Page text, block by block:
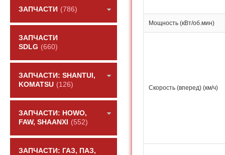
ЗАПЧАСТИ (786)
ЗАПЧАСТИ
SDLG (660)
ЗАПЧАСТИ: SHANTUI,
KOMATSU (126)
ЗАПЧАСТИ: HOWO,
FAW, SHAANXI
(552)
ЗАПЧАСТИ: ГАЗ, ПАЗ,
Мощность (кВт/об.мин)
Скорость (вперед) (км/ч)